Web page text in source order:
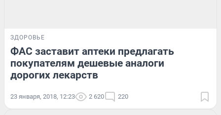
ЗДОРОВЬЕ
ФАС заставит аптеки предлагать
покупателям дешевые аналоги
дорогих лекарств
23 января, 2018, 12:23 2 620 220